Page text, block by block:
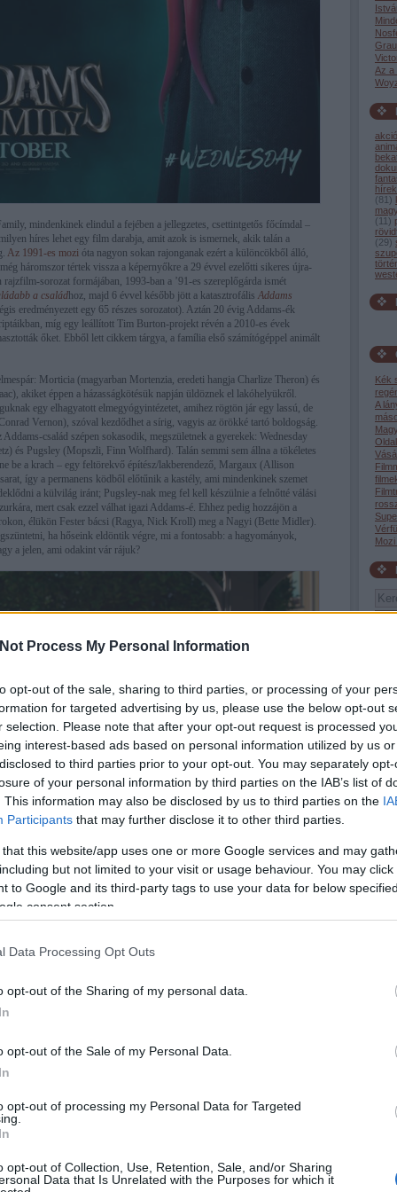
Process My Personal Information
opt-out of the sale, sharing to third parties, or processing of your
for targeted advertising by us, please use the below opt-out
selection. Please note that after your opt-out request is processed
interest-based ads based on personal information utilized by us
to third parties prior to your opt-out. You may separately
of your personal information by third parties on the IAB’s list of
This information may also be disclosed by us to third parties on the
Participants that may further disclose it to other third parties.
that this website/app uses one or more Google services and may
but not limited to your visit or usage behaviour. You may
to Google and its third-party tags to use your data for below
consent section.
Data Processing Opt Outs
opt-out of the Sharing of my personal data.
opt-out of the Sale of my Personal Data.
opt-out of processing my Personal Data for Targeted
opt-out of Collection, Use, Retention, Sale, and/or Sharing
Data that Is Unrelated with the Purposes for which it
Az a
akció
hírek
(81 )
(11 )
(29)
Kék
A
Oldal
akik
róla
film
mindenkinek elindul a fejében a jellegzetes, csettintgetős főcímdal –
híres lehet egy film darabja, amit azok is ismernek, akik talán a
Az 1991-es mozi óta nagyon sokan rajonganak ezért a különcökből álló,
háromszor tértek vissza a képernyőkre a 29 évvel ezelőtti sikeres újra-
sorozat formájában, 1993-ban a ’91-es szereplőgárda ismét
a család hoz, majd 6 évvel később jött a katasztrofális Addams
eredményezett egy 65 részes sorozatot). Aztán 20 évig Addams-ék
míg egy leállított Tim Burton-projekt révén a 2010-es évek
őket. Ebből lett cikkem tárgya, a família első számítógéppel animált
Morticia (magyarban Mortenzia, eredeti hangja Charlize Theron) és
akiket éppen a házasságkötésük napján üldöznek el lakóhelyükről.
egy elhagyatott elmegyógyintézetet, amihez rögtön jár egy lassú, de
Vernon), szóval kezdődhet a sírig, vagyis az örökké tartó boldogság.
család szépen sokasodik, megszületnek a gyerekek: Wednesday
és Pugsley (Mopszli, Finn Wolfhard). Talán semmi sem állna a tökéletes
be a krach – egy feltörekvő építész/lakberendező, Margaux (Allison
így a permanens ködből előtűnik a kastély, ami mindenkinek szemet
a külvilág iránt; Pugsley-nak meg fel kell készülnie a felnőtté válási
mert csak ezzel válhat igazi Addams-é. Ehhez pedig hozzájön a
élükön Fester bácsi (Ragya, Nick Kroll) meg a Nagyi (Bette Midler).
ha hőseink eldöntik végre, mi a fontosabb: a hagyományok,
a jelen, ami odakint vár rájuk?
gondoltam, talán egy előzményt nézek.
„keletkezett” kedvenc rémes családunk, utána viszont egy régi-új
egymást szeretetből Addams-ék, meg miként ijesztgetik a normális